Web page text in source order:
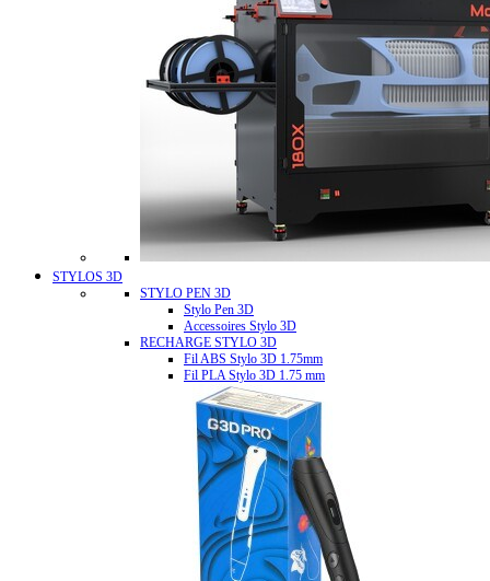
STYLOS 3D
STYLO PEN 3D
Stylo Pen 3D
Accessoires Stylo 3D
RECHARGE STYLO 3D
Fil ABS Stylo 3D 1.75mm
Fil PLA Stylo 3D 1.75 mm